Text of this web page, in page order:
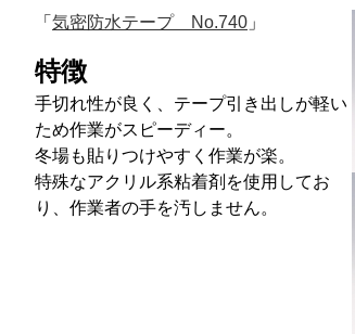
「 気密防水テープ No.740 」
特徴
手切れ性が良く、テープ引き出しが軽い
ため作業がスピーディー。
冬場も貼りつけやすく作業が楽。
特殊なアクリル系粘着剤を使用してお
り、作業者の手を汚しません。